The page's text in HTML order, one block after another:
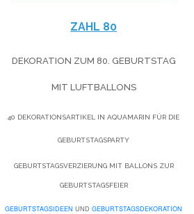
ZAHL 80
DEKORATION ZUM 80. GEBURTSTAG
MIT LUFTBALLONS
40 DEKORATIONSARTIKEL IN AQUAMARIN FÜR DIE
GEBURTSTAGSPARTY
GEBURTSTAGSVERZIERUNG MIT BALLONS ZUR
GEBURTSTAGSFEIER
GEBURTSTAGSIDEEN UNDGEBURTSTAGSDEKORATION